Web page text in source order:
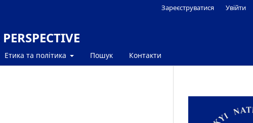
Етика та політика Пошук Контакти
Зареєструватися Увійти